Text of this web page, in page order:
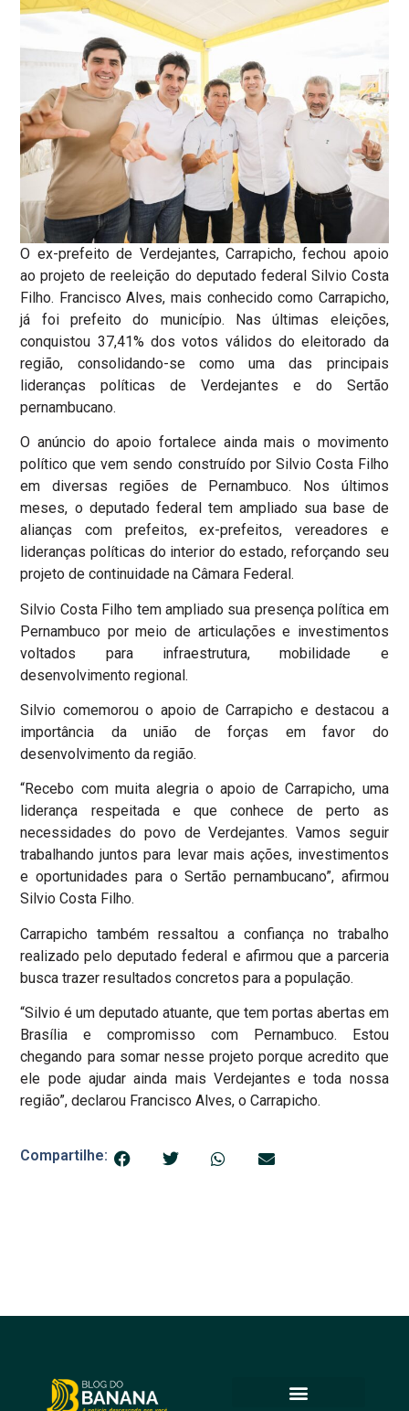
O ex-prefeito de Verdejantes, Carrapicho, fechou apoio
ao projeto de reeleição do deputado federal Silvio Costa
Filho. Francisco Alves, mais conhecido como Carrapicho,
já foi prefeito do município. Nas últimas eleições,
conquistou 37,41% dos votos válidos do eleitorado da
região, consolidando-se como uma das principais
lideranças políticas de Verdejantes e do Sertão
pernambucano.
O anúncio do apoio fortalece ainda mais o movimento
político que vem sendo construído por Silvio Costa Filho
em diversas regiões de Pernambuco. Nos últimos
meses, o deputado federal tem ampliado sua base de
alianças com prefeitos, ex-prefeitos, vereadores e
lideranças políticas do interior do estado, reforçando seu
projeto de continuidade na Câmara Federal.
Silvio Costa Filho tem ampliado sua presença política em
Pernambuco por meio de articulações e investimentos
voltados para infraestrutura, mobilidade e
desenvolvimento regional.
Silvio comemorou o apoio de Carrapicho e destacou a
importância da união de forças em favor do
desenvolvimento da região.
“Recebo com muita alegria o apoio de Carrapicho, uma
liderança respeitada e que conhece de perto as
necessidades do povo de Verdejantes. Vamos seguir
trabalhando juntos para levar mais ações, investimentos
e oportunidades para o Sertão pernambucano”, afirmou
Silvio Costa Filho.
Carrapicho também ressaltou a confiança no trabalho
realizado pelo deputado federal e afirmou que a parceria
busca trazer resultados concretos para a população.
“Silvio é um deputado atuante, que tem portas abertas em
Brasília e compromisso com Pernambuco. Estou
chegando para somar nesse projeto porque acredito que
ele pode ajudar ainda mais Verdejantes e toda nossa
região”, declarou Francisco Alves, o Carrapicho.
Compartilhe: